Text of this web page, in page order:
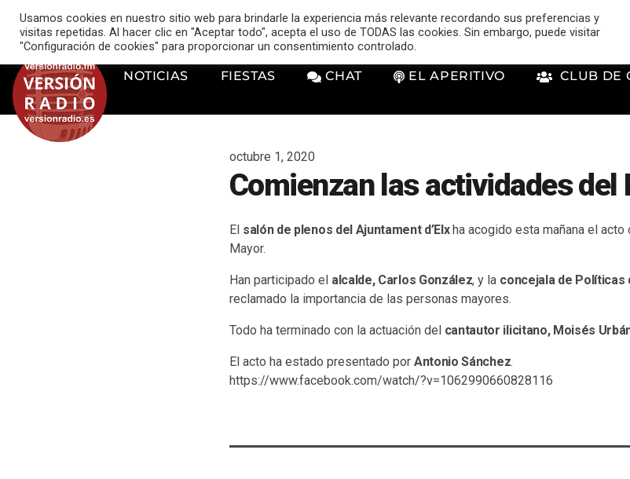
music_note VERSIÓN RADIO
NOTICIAS FIESTAS CHAT EL APERITIVO CLUB DE
octubre 1, 2020
Comienzan las actividades del
El salón de plenos del Ajuntament d’Elxha acogido esta mañana el
Mayor.
Han participado el alcalde, Carlos González, y la concejala de Políticas
reclamado la importancia de las personas mayores.
Todo ha terminado con la actuación del cantautor ilicitano, Moisés
El acto ha estado presentado por Antonio Sánchez.
https://www.facebook.com/watch/?v=1062990660828116
Usamos cookies en nuestro sitio web para brindarle la experiencia más relevante recordando sus preferencias y
visitas repetidas. Al hacer clic en "Aceptar todo", acepta el uso de TODAS las cookies. Sin embargo, puede visitar
"Configuración de cookies" para proporcionar un consentimiento controlado.